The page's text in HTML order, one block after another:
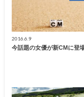
2016.6.9
今話題の女優が新CMに登